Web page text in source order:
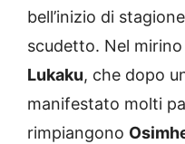
bell’inizio di
scudetto. Nel
Lukaku, che dopo
manifestato molti
rimpiangono